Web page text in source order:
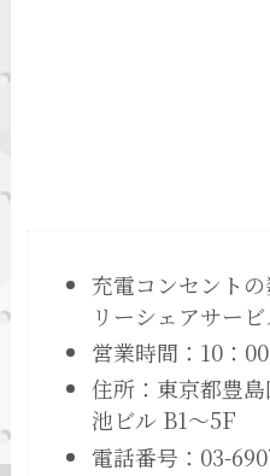
充電コンセント
リーシェアサービ
営業時間：10：
住所：東京都豊
池ビル B1～5F
電話番号：03-